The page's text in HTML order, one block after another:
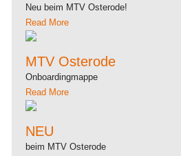
Neu beim MTV Osterode!
Read More
MTV Osterode
Onboardingmappe
Read More
NEU
beim MTV Osterode